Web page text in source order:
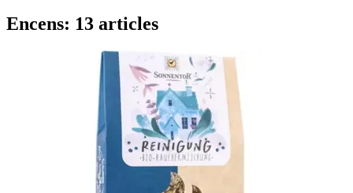
Encens: 13 articles